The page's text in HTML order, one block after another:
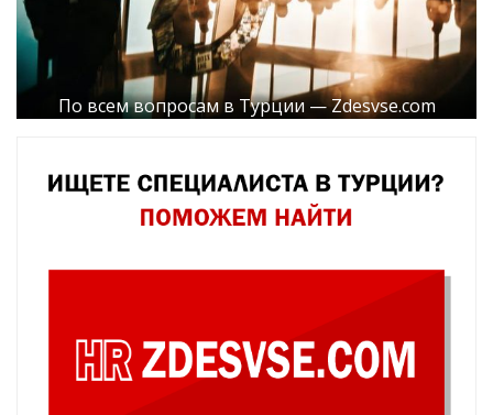
По всем вопросам в Турции — Zdesvse.com